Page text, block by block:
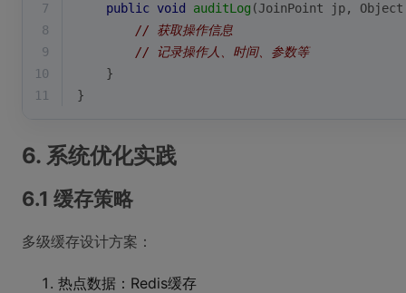
7
public void auditLog (JoinPoint jp,
8
// 获取操作信息
9
// 记录操作人、时间、参数等
10
    }
11
}
6. 系统优化实践
6.1 缓存策略
多级缓存设计方案：
热点数据：Redis缓存